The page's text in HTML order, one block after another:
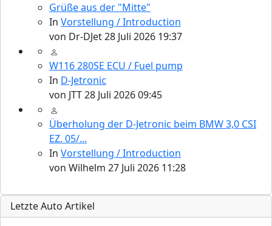
Grüße aus der "Mitte"
In Vorstellung / Introduction
von Dr-DJet28 Juli 2026 19:37
W116 280SE ECU / Fuel pump
In D-Jetronic
von JTT28 Juli 2026 09:45
Überholung der D-Jetronic beim BMW 3,0 CSI
EZ. 05/...
In Vorstellung / Introduction
von Wilhelm 27 Juli 2026 11:28
Letzte Auto Artikel